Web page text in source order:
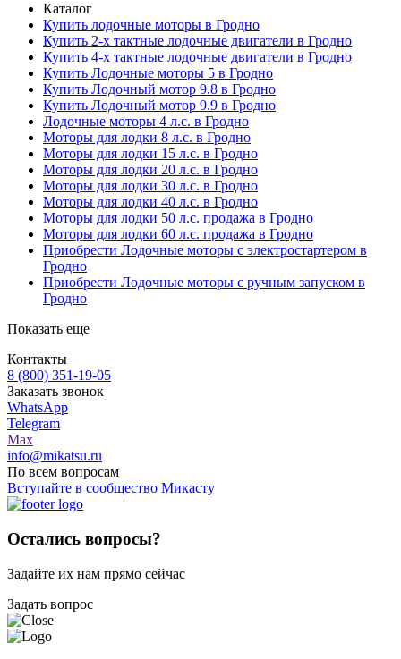
Каталог
Купить лодочные моторы в Гродно
Купить 2-х тактные лодочные двигатели в Гродно
Купить 4-х тактные лодочные двигатели в Гродно
Купить Лодочные моторы 5 в Гродно
Купить Лодочный мотор 9.8 в Гродно
Купить Лодочный мотор 9.9 в Гродно
Лодочные моторы 4 л.с. в Гродно
Моторы для лодки 8 л.с. в Гродно
Моторы для лодки 15 л.с. в Гродно
Моторы для лодки 20 л.с. в Гродно
Моторы для лодки 30 л.с. в Гродно
Моторы для лодки 40 л.с. в Гродно
Моторы для лодки 50 л.с. продажа в Гродно
Моторы для лодки 60 л.с. продажа в Гродно
Приобрести Лодочные моторы с электростартером в
Гродно
Приобрести Лодочные моторы с ручным запуском в
Гродно
Показать еще
Контакты
8 (800) 351-19-05
Заказать звонок
WhatsApp
Telegram
Max
info@mikatsu.ru
По всем вопросам
Вступайте в сообщество Микасту
Остались вопросы?
Задайте их нам прямо сейчас
Задать вопрос